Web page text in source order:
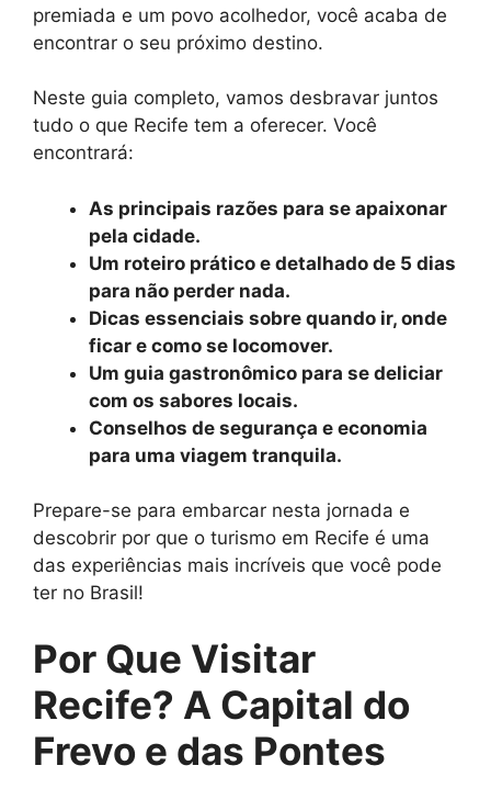
premiada e um povo acolhedor, você acaba de
encontrar o seu próximo destino.
Neste guia completo, vamos desbravar juntos
tudo o que Recife tem a oferecer. Você
encontrará:
As principais razões para se apaixonar
pela cidade.
Um roteiro prático e detalhado de 5 dias
para não perder nada.
Dicas essenciais sobre quando ir, onde
ficar e como se locomover.
Um guia gastronômico para se deliciar
com os sabores locais.
Conselhos de segurança e economia
para uma viagem tranquila.
Prepare-se para embarcar nesta jornada e
descobrir por que o turismo em Recife é uma
das experiências mais incríveis que você pode
ter no Brasil!
Por Que Visitar
Recife? A Capital do
Frevo e das Pontes